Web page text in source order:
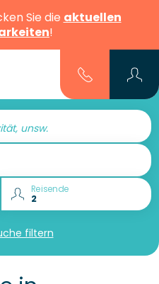
Sie die aktuellen
!
unsw.
Reisende
filtern